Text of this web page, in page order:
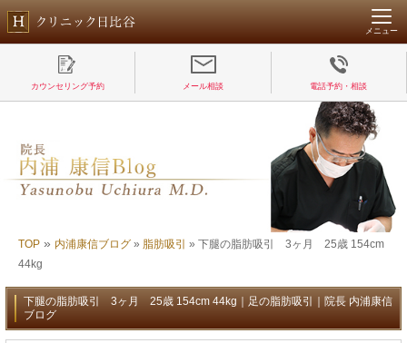
メニュー
カウンセリング予約 メール相談 電話予約・相談
TOP » 内浦康信ブログ » 脂肪吸引 » 下腿の脂肪吸引 3ヶ月 25歳 154cm
44kg
下腿の脂肪吸引 3ヶ月 25歳 154cm 44kg｜足の脂肪吸引｜院長 内浦康信
ブログ